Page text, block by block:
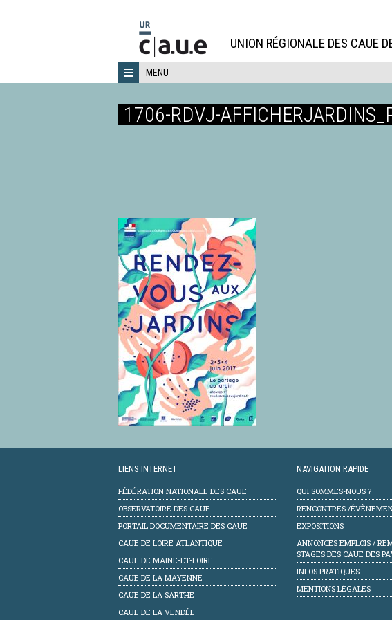
UNION RÉGIONALE DES CAUE
MENU
1706-RDVJ-
LIENS INTERNET
FÉDÉRATION NATIONALE DES CAUE
OBSERVATOIRE DES CAUE
PORTAIL DOCUMENTAIRE DES CAUE
CAUE DE LOIRE ATLANTIQUE
CAUE DE MAINE-ET-LOIRE
CAUE DE LA MAYENNE
CAUE DE LA SARTHE
CAUE DE LA VENDÉE
NAVIGATION RAPIDE
QUI SOMMES-NOUS ?
RENCONTRES /
EXPOSITIONS
ANNONCES EMPLOIS /
STAGES DES CAUE DES
INFOS PRATIQUES
MENTIONS LÉGALES